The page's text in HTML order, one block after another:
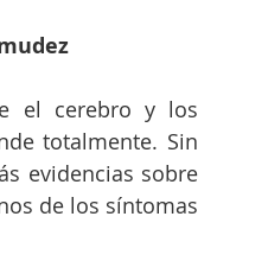
el cerebro y los
totalmente. Sin
evidencias sobre
de los síntomas